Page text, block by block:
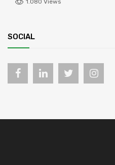
1.080 Views
SOCIAL